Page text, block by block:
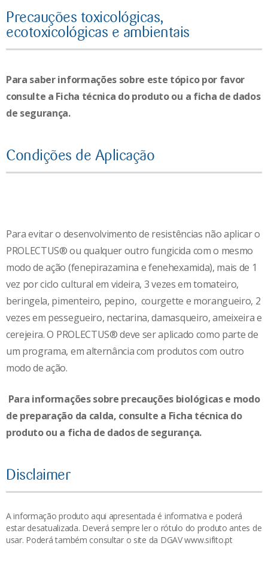
Precauções toxicológicas,
ecotoxicológicas e ambientais
Para saber informações sobre este tópico por favor
consulte a Ficha técnica do produto ou a ficha de dados
de segurança.
Condições de Aplicação
Para evitar o desenvolvimento de resistências não aplicar o
PROLECTUS® ou qualquer outro fungicida com o mesmo
modo de ação (fenepirazamina e fenehexamida), mais de 1
vez por ciclo cultural em videira, 3 vezes em tomateiro,
beringela, pimenteiro, pepino, courgette e morangueiro, 2
vezes em pessegueiro, nectarina, damasqueiro, ameixeira e
cerejeira. O PROLECTUS® deve ser aplicado como parte de
um programa, em alternância com produtos com outro
modo de ação.
Para informações sobre precauções biológicas e modo
de preparação da calda, consulte a Ficha técnica do
produto ou a ficha de dados de segurança.
Disclaimer
A informação produto aqui apresentada é informativa e poderá
estar desatualizada. Deverá sempre ler o rótulo do produto antes de
usar. Poderá também consultar o site da DGAV www.sifito.pt